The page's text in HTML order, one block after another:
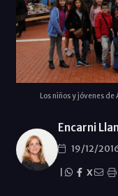
Los niños y jóvenes
Encarni
19/12/
X